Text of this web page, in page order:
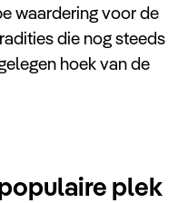
waardering voor de
die nog steeds
hoek van de
plek